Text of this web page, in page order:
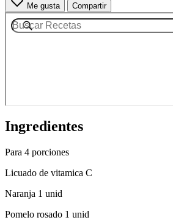
Me gusta Compartir
Ingredientes
Para 4 porciones
Licuado de vitamica C
Naranja 1 unid
Pomelo rosado 1 unid